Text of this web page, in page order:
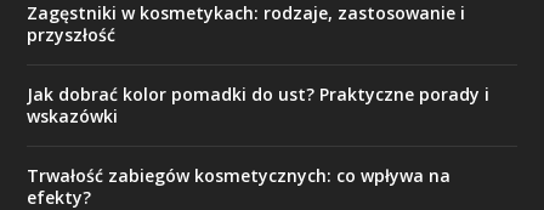
Zagęstniki w kosmetykach: rodzaje, zastosowanie i
przyszłość
Jak dobrać kolor pomadki do ust? Praktyczne porady i
wskazówki
Trwałość zabiegów kosmetycznych: co wpływa na
efekty?